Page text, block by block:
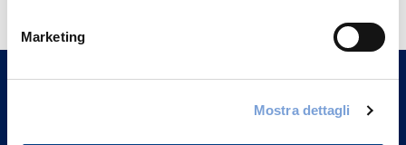
Marketing
Mostra dettagli
Trova l'Agenzia più vicina a te e parla con